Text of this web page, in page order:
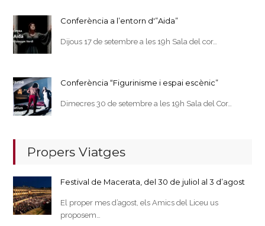
Conferència a l’entorn d'”Aida”
Dijous 17 de setembre a les 19h Sala del cor…
Conferència “Figurinisme i espai escènic”
Dimecres 30 de setembre a les 19h Sala del Cor…
Propers Viatges
Festival de Macerata, del 30 de juliol al 3 d’agost
El proper mes d’agost, els Amics del Liceu us
proposem…